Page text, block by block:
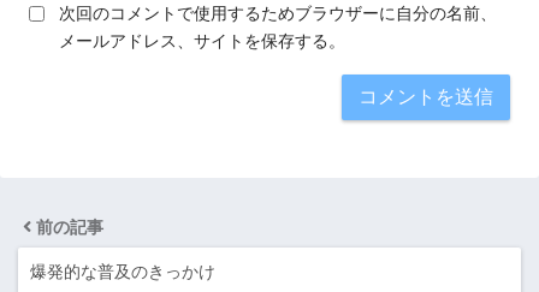
次回のコメントで使用するためブラウザーに自分の名前、
メールアドレス、サイトを保存する。
前の記事
爆発的な普及のきっかけ